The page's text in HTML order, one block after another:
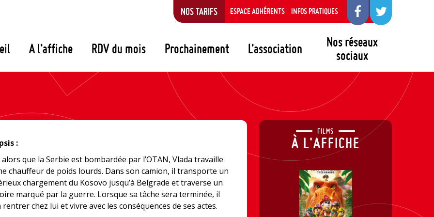
A l’affiche RDV du mois Prochainement L’association
Nos réseaux
sociaux
NOS TARIFS ESPACE ADHÉRENTS INFOS PRATIQUES
:
alors que la Serbie est bombardée par l’OTAN, Vlada travaille
chauffeur de poids lourds. Dans son camion, il transporte un
chargement du Kosovo jusqu’à Belgrade et traverse un
marqué par la guerre. Lorsque sa tâche sera terminée, il
rentrer chez lui et vivre avec les conséquences de ses actes.
FILMS
À L'AFFICHE